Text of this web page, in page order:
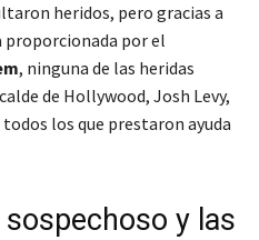
heridos, pero gracias a
por el
, ninguna de las heridas
de Hollywood, Josh Levy,
los que prestaron ayuda
y las